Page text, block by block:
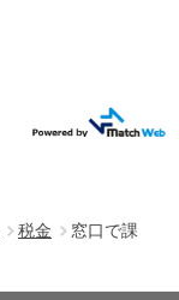
税金
窓口で課